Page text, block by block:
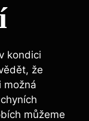
kondici
že
možná
můžeme